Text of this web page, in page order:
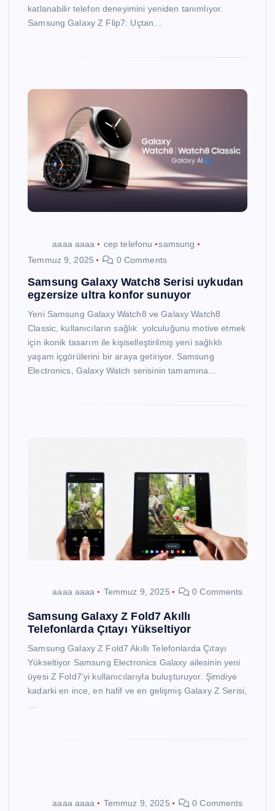
katlanabilir telefon deneyimini yeniden tanımlıyor.
Samsung Galaxy Z Flip7: Uçtan…
aaaa aaaa cep telefonu
samsung
Temmuz 9, 2025
0 Comments
Samsung Galaxy Watch8 Serisi uykudan
egzersize ultra konfor sunuyor
Yeni Samsung Galaxy Watch8 ve Galaxy Watch8
Classic, kullanıcıların sağlık yolculuğunu motive etmek
için ikonik tasarım ile kişiselleştirilmiş yeni sağlıklı
yaşam içgörülerini bir araya getiriyor. Samsung
Electronics, Galaxy Watch serisinin tamamına…
aaaa aaaa Temmuz 9, 2025 0 Comments
Samsung Galaxy Z Fold7 Akıllı
Telefonlarda Çıtayı Yükseltiyor
Samsung Galaxy Z Fold7 Akıllı Telefonlarda Çıtayı
Yükseltiyor Samsung Electronics Galaxy ailesinin yeni
üyesi Z Fold7’yi kullanıcılarıyla buluşturuyor. Şimdiye
kadarki en ince, en hafif ve en gelişmiş Galaxy Z Serisi,
aaaa aaaa Temmuz 9, 2025 0 Comments